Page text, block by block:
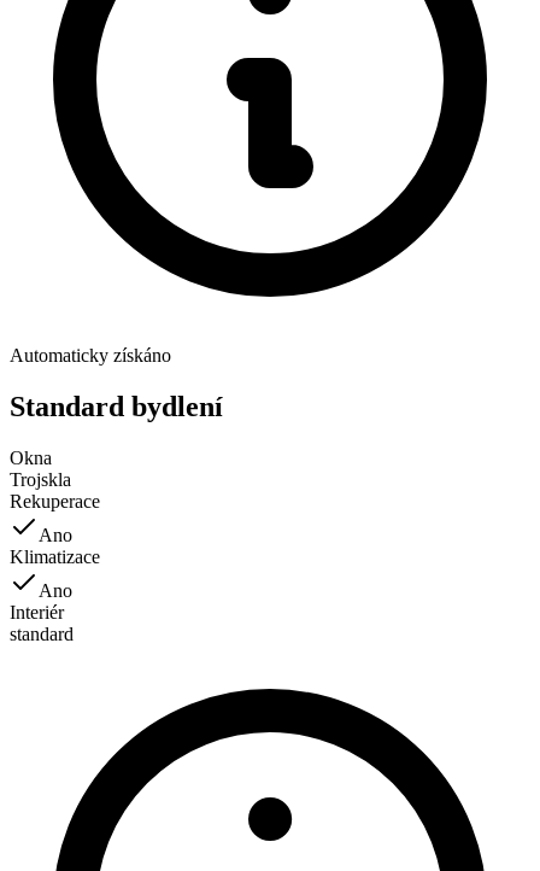
Automaticky získáno
Standard bydlení
Okna
Trojskla
Rekuperace
Ano
Klimatizace
Ano
Interiér
standard